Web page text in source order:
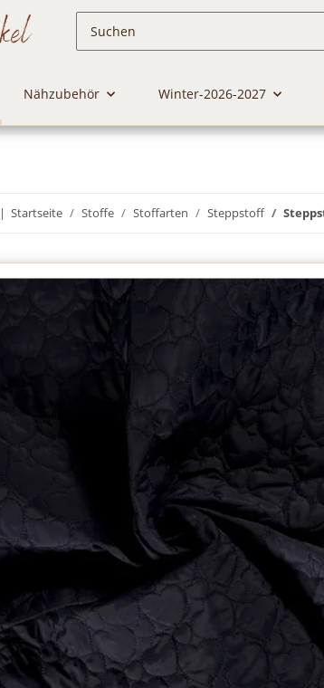
Nähzubehör Winter-2026-2027
Startseite Stoffe Stoffarten Steppstoff